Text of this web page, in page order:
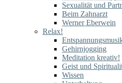
Sexualität und
Beim Zahnarzt
Werner Eberwein
Relax!
Gehirnjogging
Meditation kreativ!
Geist und
Wissen